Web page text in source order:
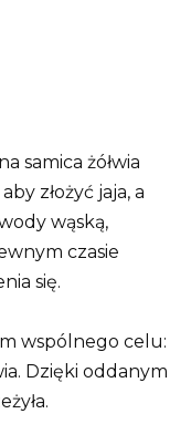
samica żółwia
złożyć jaja, a
wąską,
czasie
się.
wspólnego celu:
Dzięki oddanym